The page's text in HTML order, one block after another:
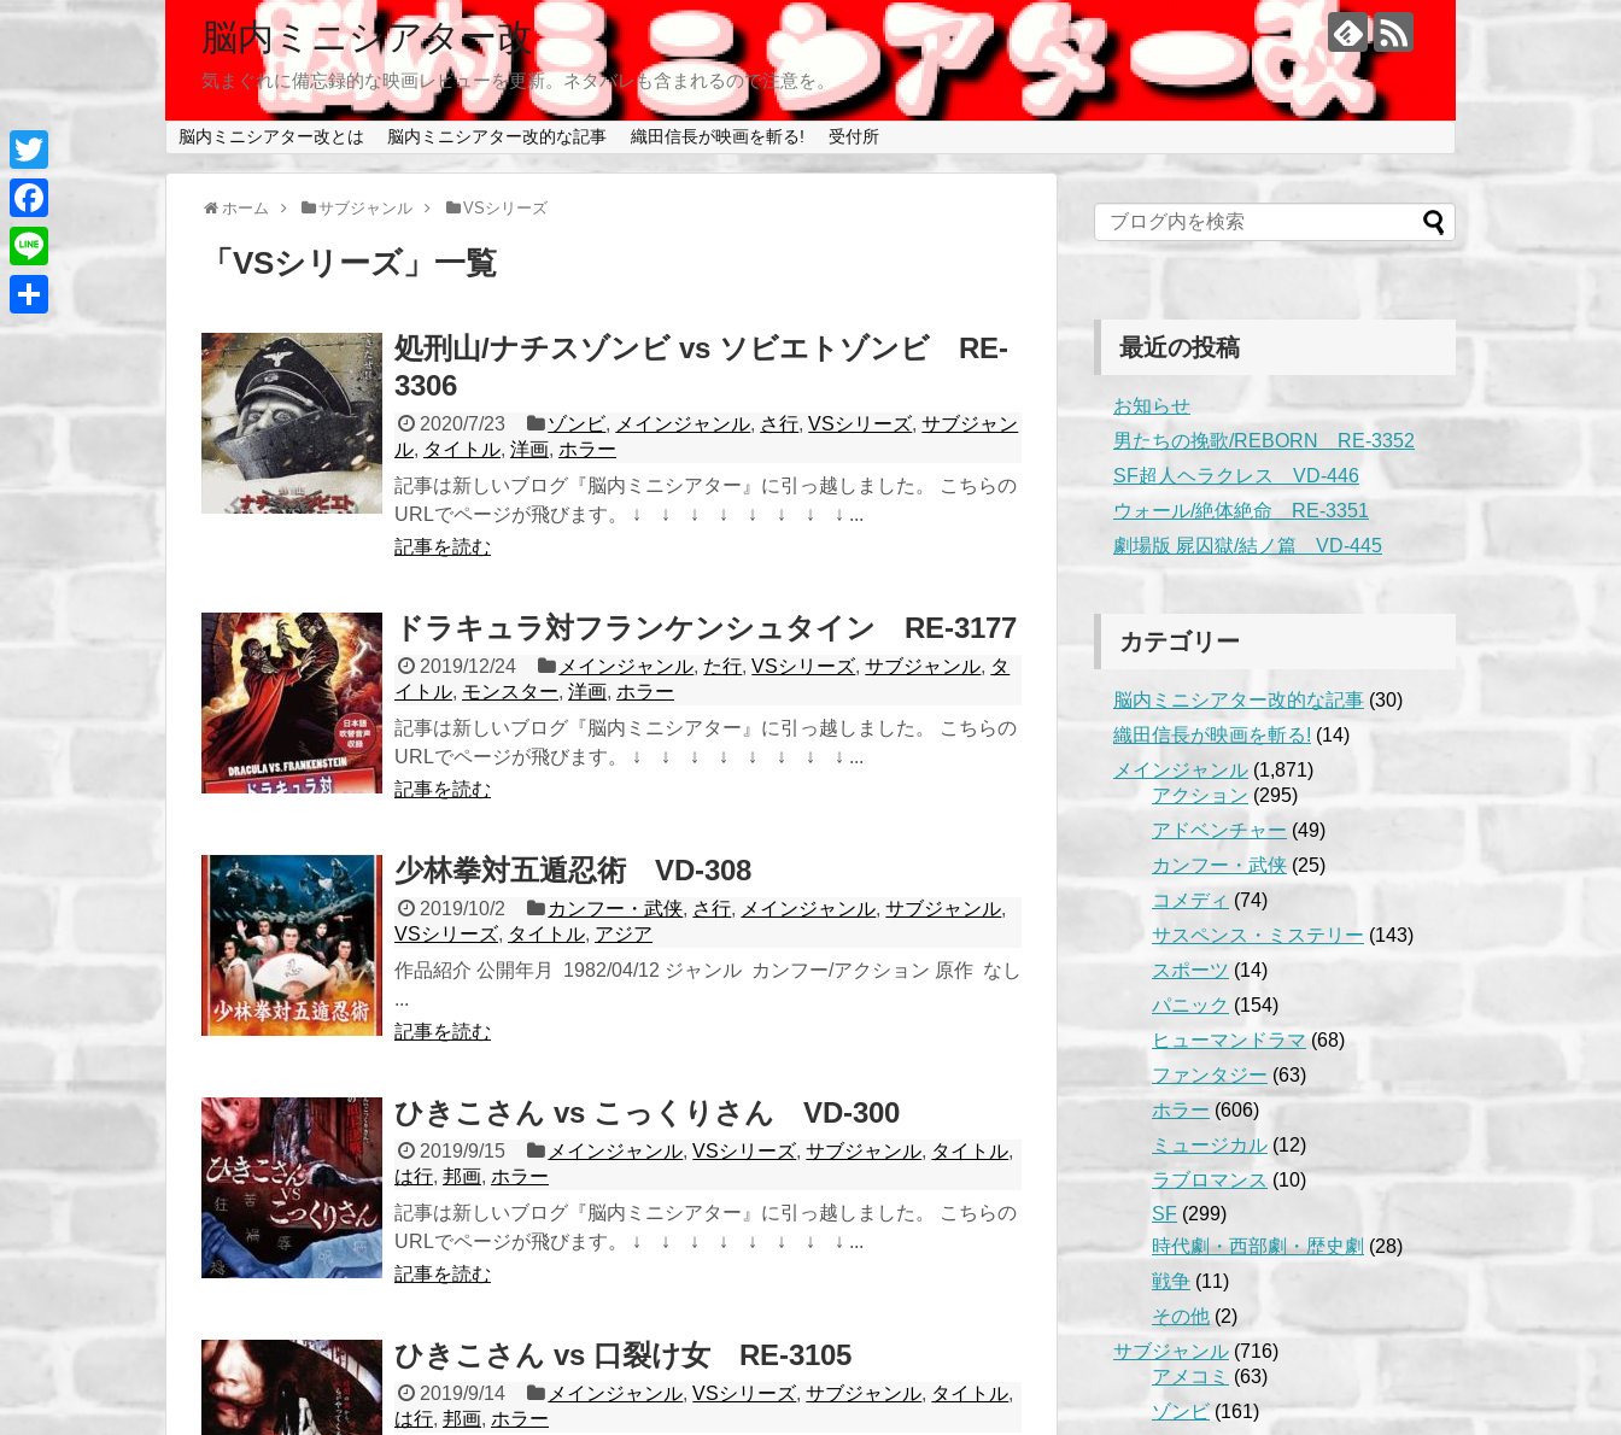
脳内ミニシアター改
気まぐれに備忘録的な映画レビューを更新。ネタバレも含まれるので注意を。
脳内ミニシアター改とは 脳内ミニシアター改的な記事 織田信長が映画を斬る! 受付所
ホーム サブジャンル VSシリーズ
「 VSシリーズ」 一覧
処刑山/ナチスゾンビ vs ソビエトゾンビ RE-
3306
2020/7/23 ゾンビ, メインジャンル, さ行,VSシリーズ,サブジャン
ル, タイトル, 洋画, ホラー
記事は新しいブログ『脳内ミニシアター』に引っ越しました。 こちらの
URLでページが飛びます。 ↓ ↓ ↓ ↓ ↓ ↓ ↓ ↓ ...
記事を読む
ドラキュラ対フランケンシュタイン RE-3177
2019/12/24 メインジャンル, た行,VSシリーズ,サブジャンル, タ
イトル, モンスター, 洋画, ホラー
記事は新しいブログ『脳内ミニシアター』に引っ越しました。 こちらの
URLでページが飛びます。 ↓ ↓ ↓ ↓ ↓ ↓ ↓ ↓ ...
記事を読む
少林拳対五遁忍術 VD-308
2019/10/2 カンフー・武侠, さ行, メインジャンル,サブジャンル,
VSシリーズ, タイトル, アジア
作品紹介 公開年月 1982/04/12 ジャンル カンフー/アクション 原作 なし
...
記事を読む
ひきこさん vs こっくりさん VD-300
2019/9/15 メインジャンル,VSシリーズ,サブジャンル, タイトル,
は行, 邦画, ホラー
記事は新しいブログ『脳内ミニシアター』に引っ越しました。 こちらの
URLでページが飛びます。 ↓ ↓ ↓ ↓ ↓ ↓ ↓ ↓ ...
記事を読む
ひきこさん vs 口裂け女 RE-3105
2019/9/14 メインジャンル,VSシリーズ,サブジャンル, タイトル,
は行, 邦画, ホラー
最近の投稿
お知らせ
男たちの挽歌/REBORN RE-3352
SF超人ヘラクレス VD-446
ウォール/絶体絶命 RE-3351
劇場版 屍囚獄/結ノ篇 VD-445
カテゴリー
脳内ミニシアター改的な記事 (30)
織田信長が映画を斬る! (14)
メインジャンル (1,871)
アクション (295)
アドベンチャー (49)
カンフー・武侠 (25)
コメディ (74)
サスペンス・ミステリー (143)
スポーツ (14)
パニック (154)
ヒューマンドラマ (68)
ファンタジー (63)
ホラー (606)
ミュージカル (12)
ラブロマンス (10)
SF (299)
時代劇・西部劇・歴史劇 (28)
戦争 (11)
その他 (2)
サブジャンル (716)
アメコミ (63)
ゾンビ(161)
T
w
i
r
F
a
c
L